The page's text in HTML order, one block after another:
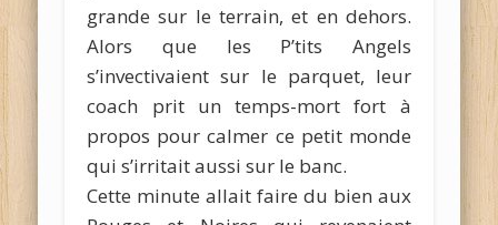
grande sur le terrain, et en dehors.
Alors que les P’tits Angels
s’invectivaient sur le parquet, leur
coach prit un temps-mort fort à
propos pour calmer ce petit monde
qui s’irritait aussi sur le banc.
Cette minute allait faire du bien aux